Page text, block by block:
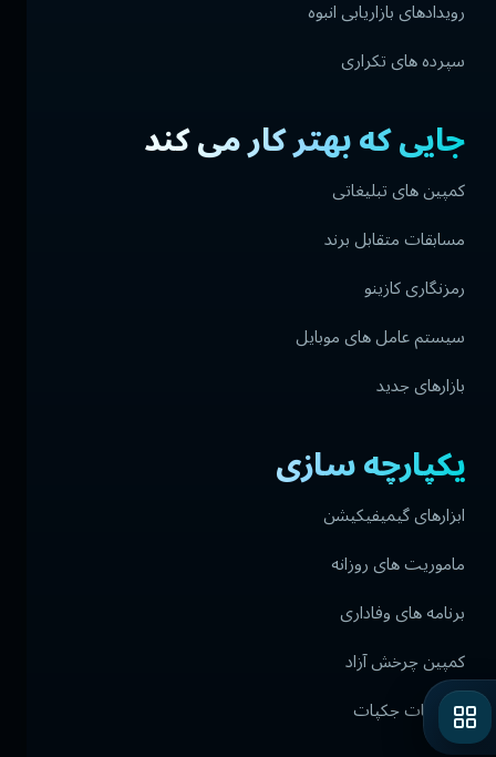
رویدادهای بازاریابی انبوه
سپرده های تکراری
جایی که بهتر کار می کند
کمپین های تبلیغاتی
مسابقات متقابل برند
رمزنگاری کازینو
سیستم عامل های موبایل
بازارهای جدید
یکپارچه سازی
ابزارهای گیمیفیکیشن
ماموریت های روزانه
برنامه های وفاداری
کمپین چرخش آزاد
مسابقات جکپات